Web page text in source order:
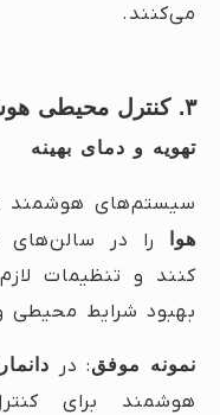
می‌کنند.
۳. کنترل محیطی هوشمند
تهویه و دمای بهینه
سیستم‌های هوشمند
هوا
را در سالن‌های
کنند و تنظیمات
بهبود شرایط
نمونه موفق: در
هوشمند برای